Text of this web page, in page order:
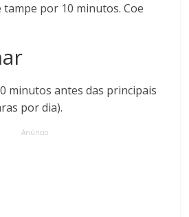
tampe por 10 minutos. Coe
minutos antes das principais
por dia).
Anúncio